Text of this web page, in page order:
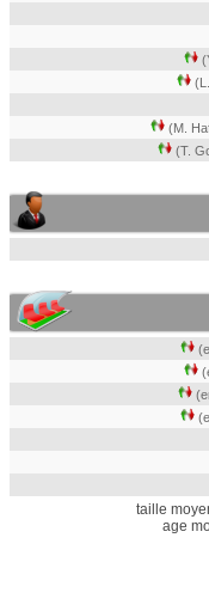
(M.
(T.
taille
age